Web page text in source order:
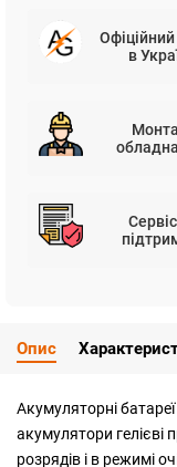
в
Опис
Акумуляторні батареї
акумулятори гелієві
розрядів і в режимі